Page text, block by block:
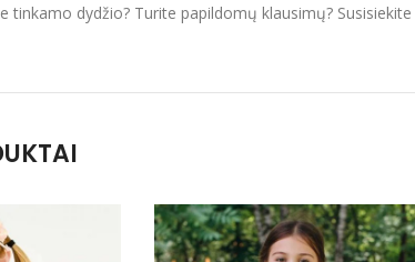
tinkamo dydžio? Turite papildomų klausimų?